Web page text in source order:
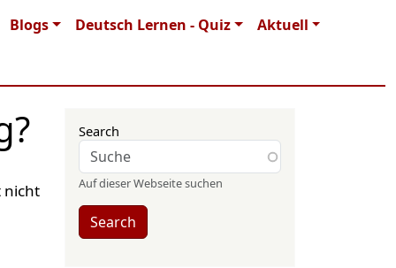
Blogs Deutsch Lernen - Quiz Aktuell
nicht
Search
Auf dieser Webseite suchen
Search